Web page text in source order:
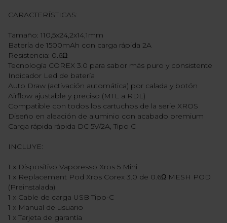
CARACTERÍSTICAS:
Tamaño: 110,5x24,2x14,1mm
Batería de 1500mAh con carga rápida 2A
Resistencia: 0.6Ω
Tecnología COREX 3.0 para sabor más puro y consistente
Indicador Led de batería
Auto Draw (activación automática) por calada y botón
Airflow ajustable y preciso (MTL a RDL)
Compatible con todos los cartuchos de la serie XROS
Diseño en aleación de aluminio con acabado premium
Carga rápida rápida DC 5V/2A, Tipo C
INCLUYE:
1 x Dispositivo Vaporesso Xros 5 Mini
1 x Replacement Pod Xros Corex 3.0 de 0.6Ω MESH POD
(Preinstalada)
1 x Cable de carga USB Tipo-C
1 x Manual de usuario
1 x Tarjeta de garantía